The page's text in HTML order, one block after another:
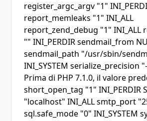
register_argc_argv "1"
report_memleaks "1" INI_ALL
report_zend_debug "1" INI_ALL
"" INI_PERDIRsendmail_from
sendmail_path "/usr/sbin/
INI_SYSTEM serialize_precision
Prima di PHP 7.1.0, il valore
short_open_tag "1" INI_PERDIR
"localhost" INI_ALLsmtp_port
sql.safe_mode "0" INI_SYSTEM